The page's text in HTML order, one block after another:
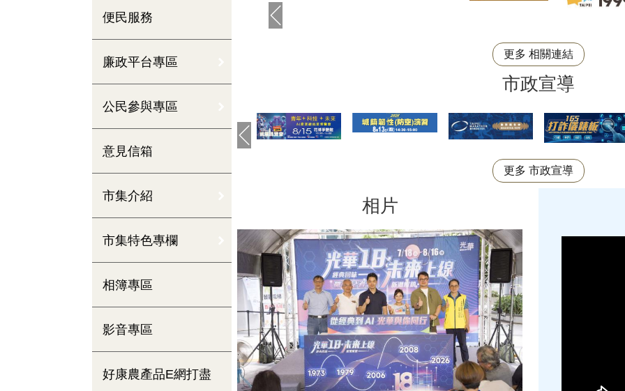
便民服務
廉政平台專區
公民參與專區
意見信箱
市集介紹
市集特色專欄
相簿專區
影音專區
好康農產品E網打盡
更多 相關連結
市政宣導
更多 市政宣導
相片